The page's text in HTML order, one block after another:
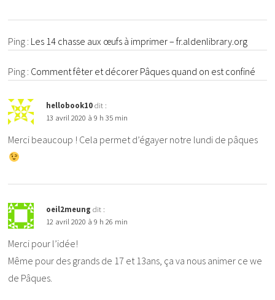
Ping : Les 14 chasse aux œufs à imprimer – fr.aldenlibrary.org
Ping : Comment fêter et décorer Pâques quand on est confiné
hellobook10 dit :
13 avril 2020 à 9 h 35 min
Merci beaucoup ! Cela permet d’égayer notre lundi de pâques
oeil2meung dit :
12 avril 2020 à 9 h 26 min
Merci pour l’idée!
Même pour des grands de 17 et 13ans, ça va nous animer ce we
de Pâques.